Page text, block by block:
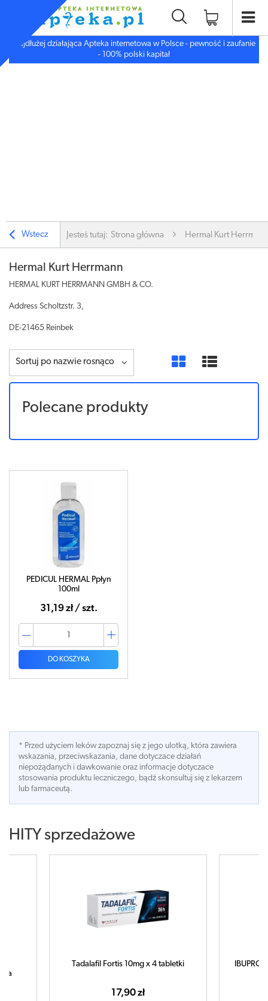
Najdłużej działająca Apteka internetowa w Polsce - pewność i zaufanie
- 100% polski kapitał
Wstecz Jesteś tutaj: Strona główna Hermal Kurt
Hermal Kurt Herrmann
HERMAL KURT HERRMANN GMBH & CO.
Address Scholtzstr. 3,
DE-21465 Reinbek
Sortuj po nazwie rosnąco
Polecane produkty
PEDICUL HERMAL Ppłyn
100ml
31,19 zł / szt.
DO KOSZYKA
* Przed użyciem leków zapoznaj się z jego ulotką, która zawiera
wskazania, przeciwskazania, dane dotyczace działań
niepożądanych i dawkowanie oraz informacje dotyczace
stosowania produktu leczniczego, bądź skonsultuj się z lekarzem
lub farmaceutą.
HITY sprzedażowe
Tadalafil Fortis 10mg x 4 tabletki
17,90 zł
IBUPROM